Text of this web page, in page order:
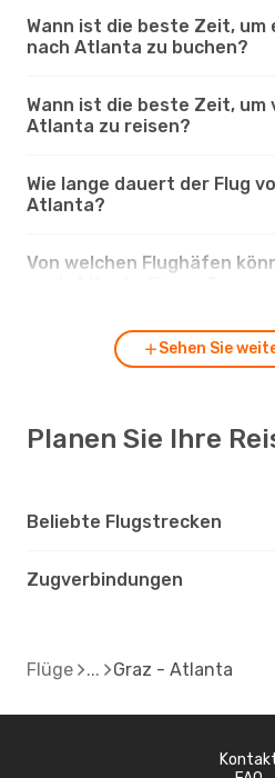
Wann ist die beste Zeit, um
nach Atlanta zu buchen?
Wann ist die beste Zeit, um
Atlanta zu reisen?
Wie lange dauert der Flug
Atlanta?
Von welchen Flughäfen
Sehen Sie
Planen Sie Ihre
Beliebte Flugstrecken
Zugverbindungen
Flüge Graz - Atlanta